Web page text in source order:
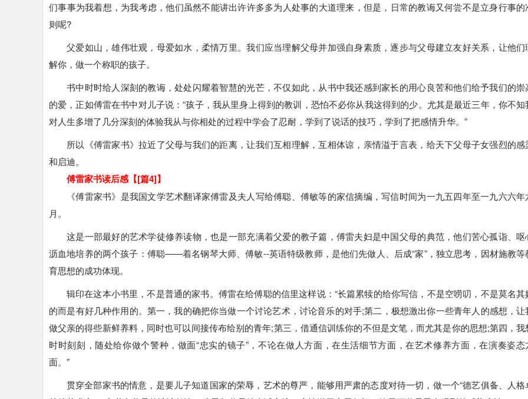
们事事为我着想，为我考虑，他们虽然不能讲出许许多多为人处事的大道理来，但是，日常的教诲又何尝不是立身行事的
则呢?
父爱如山，雄伟壮观，母爱如水，柔情万里。我们应当理解父母并加强自身素质，逐步与父母建立友好关系，让他们
解你，做一个称职的孩子。
书中时时给人深刻的教诲，处处闪耀着智慧的光芒，不仅如此，从书中我还感到家长的用心良苦和他们给予我们的崇
的爱，正如傅雷在书中对儿子说：“孩子，我从里身上得到的教训，恐怕不必你从我这得到的少。尤其是最近三年，你不知
对人生多增了几分深刻的体验我从与你相处的过程中学会了忍耐，学到了说话的技巧，学到了把感情升华。”
所以《傅雷家书》拉近了父母与我们的距离，让我们互相理解，互相体谅，亲情溢于言表，给天下父母子女强烈的感
和启迪。
傅雷家书读后感【[篇4]】
《傅雷家书》是我国文学艺术翻译家傅雷及夫人写给傅聪、傅敏等的家信摘编，写信时间为一九五四年至一九六六年
月。
这是一部最好的艺术学徒修养读物，也是一部充满着父爱的教子篇，傅雷夫妇是中国父母的典范，他们苦心孤诣、呕
沥血地培养的两个孩子：傅聪——着名钢琴大师、傅敏--英语特级教师，是他们先做人、后成“家”，独立思考，因材施教等
育思想的成功体现。
辑印在这本小书里，不是普通的家书。傅雷在给傅聪的信里这样说：“长篇累犊的给你写信，不是空唠叨，不是莫名其
的而是有好几种作用的。第一，我的确把你当做一个讨论艺术，讨论音乐的对手;第二，极想激出你一些青年人的感想，让
做父亲的得些新鲜养料，同时也可以间接传布给别的青年;第三，借通信训练你的不但是文笔，而尤其是你的思想;第四，我
时时刻刻，随处给你做个警种，做面“忠实的镜子”，不论在做人方面，在生活细节方面，在艺术修养方面，在演奏姿态
面。”
贯穿全部家书的情意，是要儿子知道国家的荣辱，艺术的尊严，能够用严肃的态度对待一切，做一个“德艺俱备、人格